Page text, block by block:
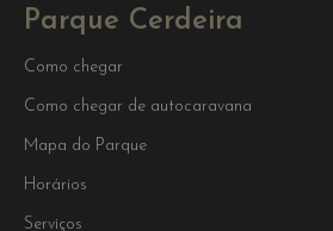
Parque Cerdeira
Como chegar
Como chegar de autocaravana
Mapa do Parque
Horários
Serviços